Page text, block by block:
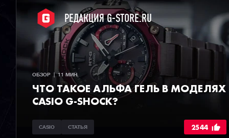
РЕДАКЦИЯ G-STORE.RU
ОБЗОР  |  11 МИН
ЧТО ТАКОЕ АЛЬФА ГЕЛЬ В МОДЕЛЯХ
CASIO G-SHOCK?
CASIO СТАТЬЯ 2544